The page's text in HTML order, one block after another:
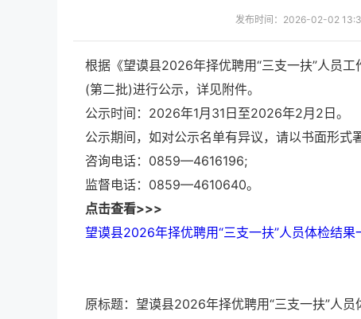
发布时间：2026-02-02
根据《望谟县2026年择优聘用“三支一扶”人员
(第二批)进行公示，详见附件。
公示时间：2026年1月31日至2026年2月2日。
公示期间，如对公示名单有异议，请以书面形式
咨询电话：0859—4616196;
监督电话：0859—4610640。
点击查看>>>
望谟县2026年择优聘用“三支一扶”人员体检结果
原标题：望谟县2026年择优聘用“三支一扶”人员